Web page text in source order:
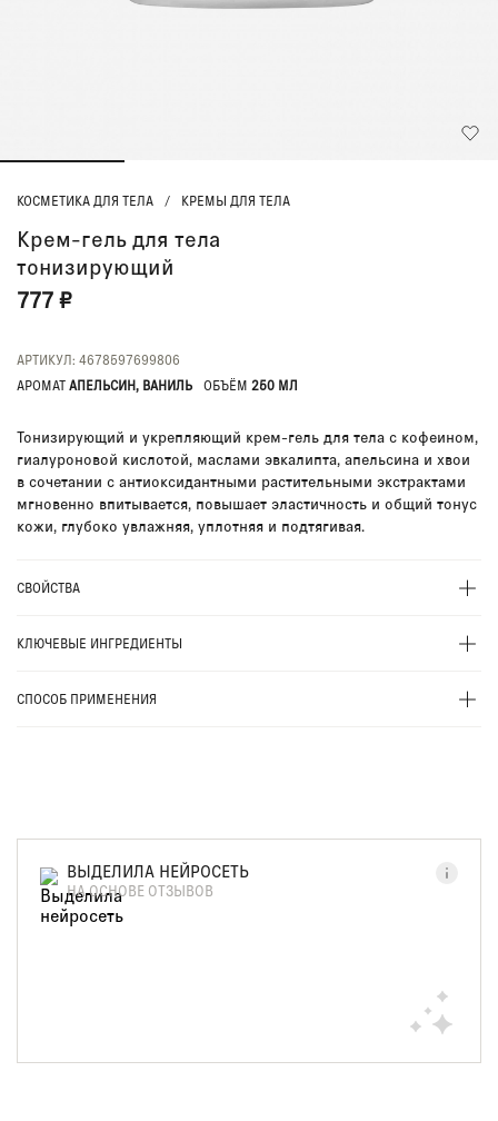
КОСМЕТИКА ДЛЯ ТЕЛА / КРЕМЫ ДЛЯ ТЕЛА
Крем-гель для тела
тонизирующий
777 ₽
АРТИКУЛ: 4678597699806
АРОМАТ АПЕЛЬСИН, ВАНИЛЬ ОБЪЁМ 250 МЛ
Тонизирующий и укрепляющий крем-гель для тела с кофеином,
гиалуроновой кислотой, маслами эвкалипта, апельсина и хвои
в сочетании с антиоксидантными растительными экстрактами
мгновенно впитывается, повышает эластичность и общий тонус
кожи, глубоко увлажняя, уплотняя и подтягивая.
СВОЙСТВА
КЛЮЧЕВЫЕ ИНГРЕДИЕНТЫ
СПОСОБ ПРИМЕНЕНИЯ
ВЫДЕЛИЛА НЕЙРОСЕТЬ
НА ОСНОВЕ ОТЗЫВОВ